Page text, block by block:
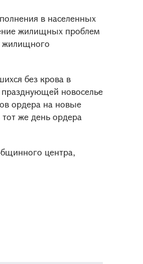
в населенных
жилищных проблем
жилищного
без крова в
новоселье
ордера на новые
же день ордера
центра,